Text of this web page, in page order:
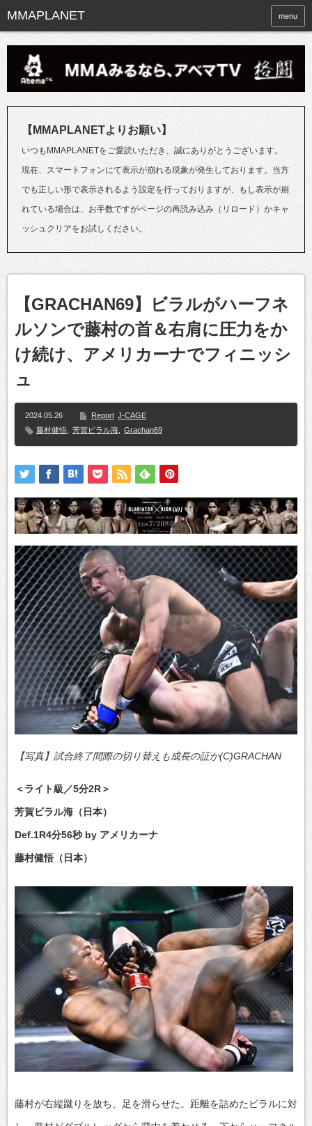
menu
【MMAPLANETよりお願い】
いつもMMAPLANETをご愛読いただき、誠にありがとうございます。
現在、スマートフォンにて表示が崩れる現象が発生しております。当方
でも正しい形で表示されるよう設定を行っておりますが、もし表示が崩
れている場合は、お手数ですがページの再読み込み（リロード）かキャ
ッシュクリアをお試しください。
【GRACHAN69】ビラルがハーフネ
ルソンで藤村の首＆右肩に圧力をか
け続け、アメリカーナでフィニッシ
ュ
2024.05.26 Report J-CAGE
藤村健悟
芳賀ビラル海 Grachan69
【写真】試合終了間際の切り替えも成長の証か(C)GRACHAN
＜ライト級／5分2R＞
芳賀ビラル海（日本）
Def.1R4分56秒 by アメリカーナ
藤村健悟（日本）
藤村が右縦蹴りを放ち、足を滑らせた。距離を詰めたビラルに対